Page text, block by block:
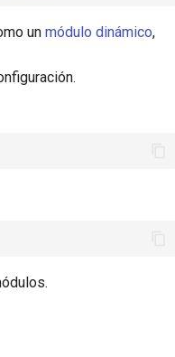
un módulo dinámico,